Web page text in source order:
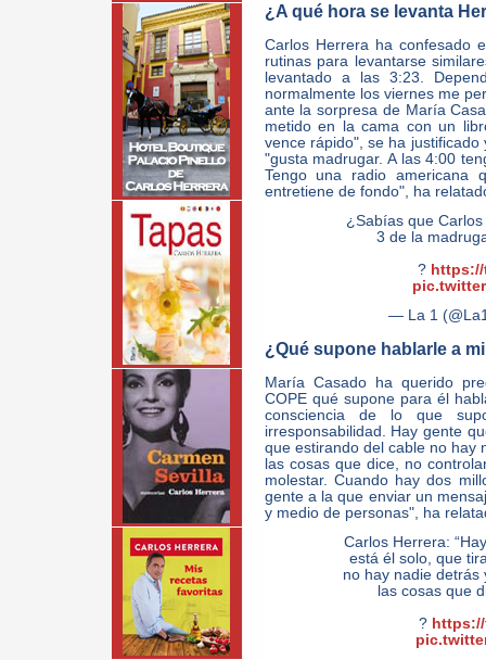
¿A qué hora se levanta
Carlos Herrera ha confesado
rutinas para levantarse
levantado a las 3:23.
normalmente los viernes me
ante la sorpresa de María
metido en la cama con un
vence rápido", se ha
"gusta madrugar. A las 4:00
Tengo una radio americana
entretiene de fondo", ha
¿Sabías que
3 de la
?
— La 1
¿Qué supone hablarle a
María Casado ha querido
COPE qué supone para él
consciencia de lo que
irresponsabilidad. Hay gente
que estirando del cable no hay
las cosas que dice, no
molestar. Cuando hay dos
gente a la que enviar un
y medio de personas", ha
Carlos Herrera:
está él solo, que
no hay nadie detrás
las cosas que
?